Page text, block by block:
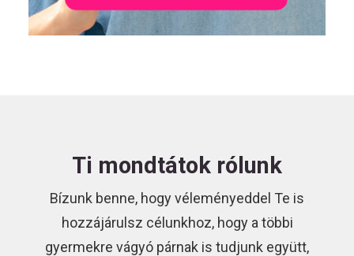
Ti mondtátok rólunk
Bízunk benne, hogy véleményeddel Te is
hozzájárulsz célunkhoz, hogy a többi
gyermekre vágyó párnak is tudjunk együtt,